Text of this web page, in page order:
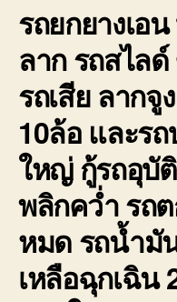
รถยกยางเอน
ลาก รถสไล
รถเสีย ลากจู
10ล้อ และร
ใหญ่ กู้รถอุบั
พลิกคว่ำ รถ
หมด รถน้ำมั
เหลือฉุกเฉิน